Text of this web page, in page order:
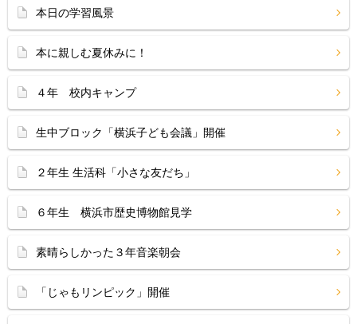
本日の学習風景
本に親しむ夏休みに！
４年 校内キャンプ
生中ブロック「横浜子ども会議」開催
２年生 生活科「小さな友だち」
６年生 横浜市歴史博物館見学
素晴らしかった３年音楽朝会
「じゃもリンピック」開催